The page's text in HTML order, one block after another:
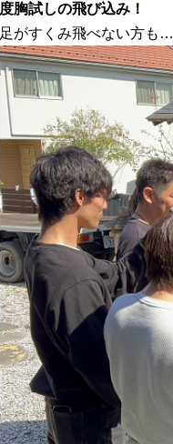
度胸試しの飛び込み！
足がすくみ飛べない方も…